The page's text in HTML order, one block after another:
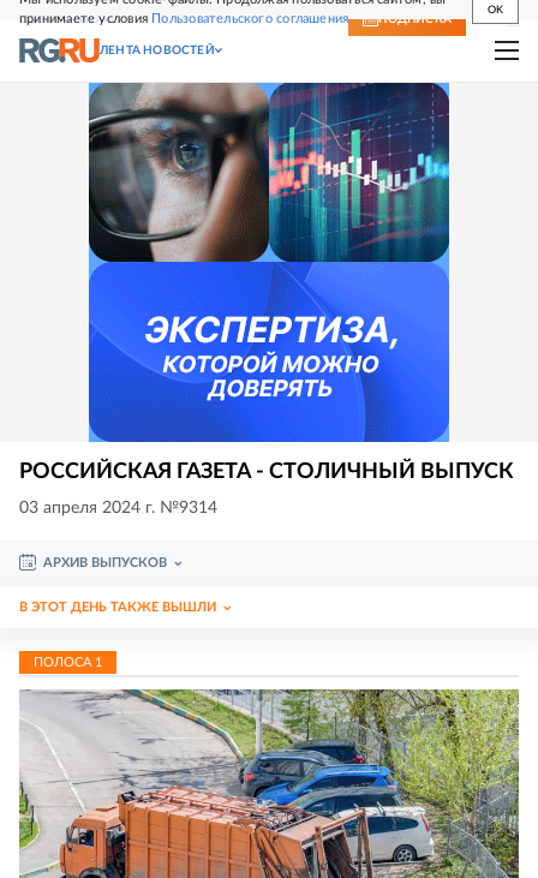
принимаете условия Пользовательского соглашения
OK
СВЕЖИЙ НОМЕР ПОДПИСКА
ЛЕНТА НОВОСТЕЙ
РОССИЙСКАЯ ГАЗЕТА - СТОЛИЧНЫЙ ВЫПУСК
03 апреля 2024 г. №9314
АРХИВ ВЫПУСКОВ
В ЭТОТ ДЕНЬ ТАКЖЕ ВЫШЛИ
ПОЛОСА 1